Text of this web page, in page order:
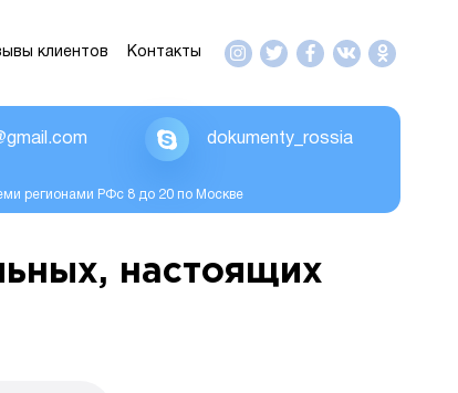
клиентов Контакты
dokumenty_rossia
регионами РФс 8 до 20 по Москве
настоящих